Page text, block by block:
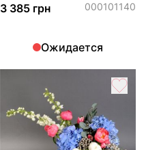
3 385 грн 000101140
Ожидается